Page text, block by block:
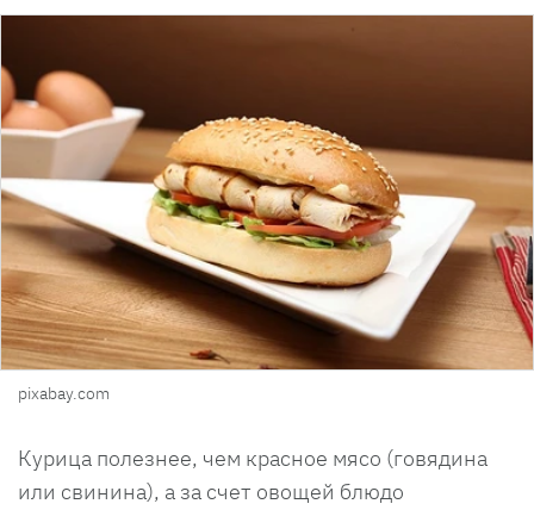
pixabay.com
Курица полезнее, чем красное мясо (говядина
или свинина), а за счет овощей блюдо